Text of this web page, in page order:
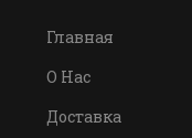
Главная
О Нас
Доставка